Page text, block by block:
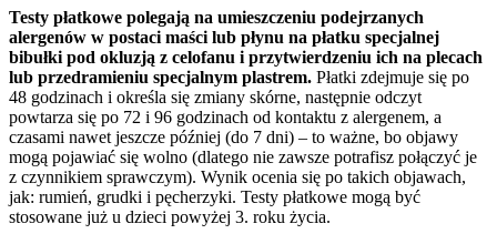
Testy płatkowe polegają na umieszczeniu podejrzanych
alergenów w postaci maści lub płynu na płatku specjalnej
bibułki pod okluzją z celofanu i przytwierdzeniu ich na plecach
lub przedramieniu specjalnym plastrem. Płatki zdejmuje się po
48 godzinach i określa się zmiany skórne, następnie odczyt
powtarza się po 72 i 96 godzinach od kontaktu z alergenem, a
czasami nawet jeszcze później (do 7 dni) – to ważne, bo objawy
mogą pojawiać się wolno (dlatego nie zawsze potrafisz połączyć je
z czynnikiem sprawczym). Wynik ocenia się po takich objawach,
jak: rumień, grudki i pęcherzyki. Testy płatkowe mogą być
stosowane już u dzieci powyżej 3. roku życia.